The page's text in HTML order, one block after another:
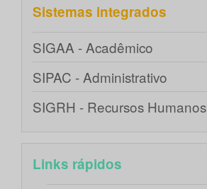
Sistemas integrados
SIGAA - Acadêmico
SIPAC - Administrativo
SIGRH - Recursos Humanos
Links rápidos